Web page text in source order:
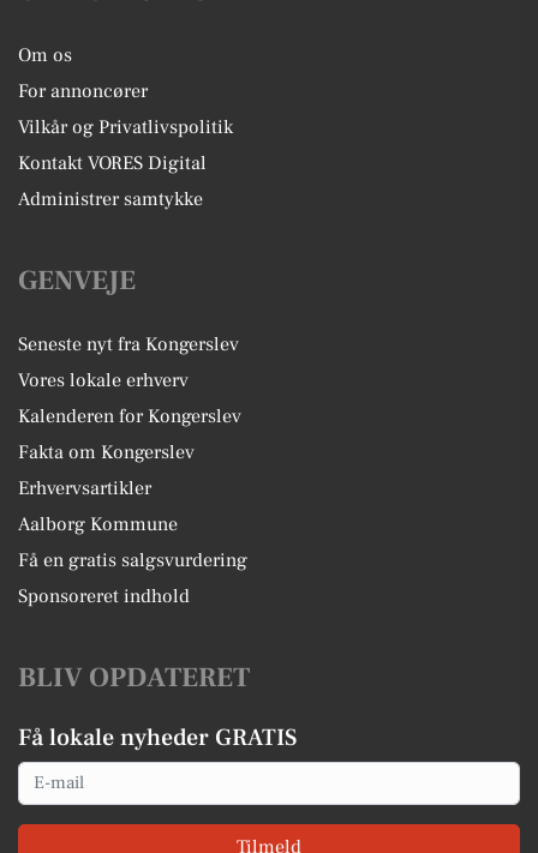
Om os
For annoncører
Vilkår og Privatlivspolitik
Kontakt VORES Digital
Administrer samtykke
GENVEJE
Seneste nyt fra Kongerslev
Vores lokale erhverv
Kalenderen for Kongerslev
Fakta om Kongerslev
Erhvervsartikler
Aalborg Kommune
Få en gratis salgsvurdering
Sponsoreret indhold
BLIV OPDATERET
Få lokale nyheder GRATIS
Email
Tilmeld